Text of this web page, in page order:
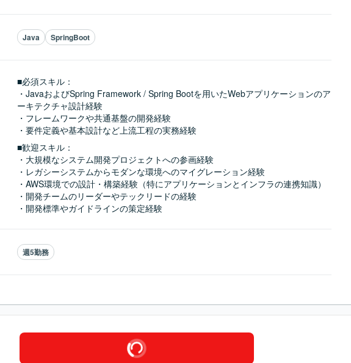
Java SpringBoot
■必須スキル：
・JavaおよびSpring Framework / Spring Bootを用いたWebアプリケーションのア
ーキテクチャ設計経験
・フレームワークや共通基盤の開発経験
・要件定義や基本設計など上流工程の実務経験
■歓迎スキル：
・大規模なシステム開発プロジェクトへの参画経験
・レガシーシステムからモダンな環境へのマイグレーション経験
・AWS環境での設計・構築経験（特にアプリケーションとインフラの連携知識）
・開発チームのリーダーやテックリードの経験
・開発標準やガイドラインの策定経験
週5勤務